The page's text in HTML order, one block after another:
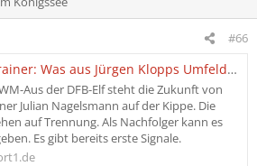
#66
Was aus Jürgen Klopps Umfeld zu hören ist
Aus der DFB-Elf steht die Zukunft von
Julian Nagelsmann auf der Kippe. Die
auf Trennung. Als Nachfolger kann es
Es gibt bereits erste Signale.